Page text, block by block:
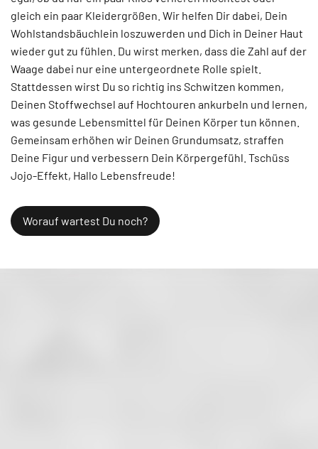
gleich ein paar Kleidergrößen. Wir helfen Dir dabei, Dein
Wohlstandsbäuchlein loszuwerden und Dich in Deiner Haut
wieder gut zu fühlen. Du wirst merken, dass die Zahl auf der
Waage dabei nur eine untergeordnete Rolle spielt.
Stattdessen wirst Du so richtig ins Schwitzen kommen,
Deinen Stoffwechsel auf Hochtouren ankurbeln und lernen,
was gesunde Lebensmittel für Deinen Körper tun können.
Gemeinsam erhöhen wir Deinen Grundumsatz, straffen
Deine Figur und verbessern Dein Körpergefühl. Tschüss
Jojo-Effekt, Hallo Lebensfreude!
Worauf wartest Du noch?